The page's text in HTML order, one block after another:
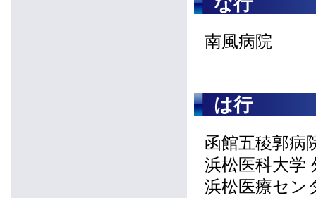
南風病院
は行
函館五稜郭病
浜松医科大学
浜松医療セン